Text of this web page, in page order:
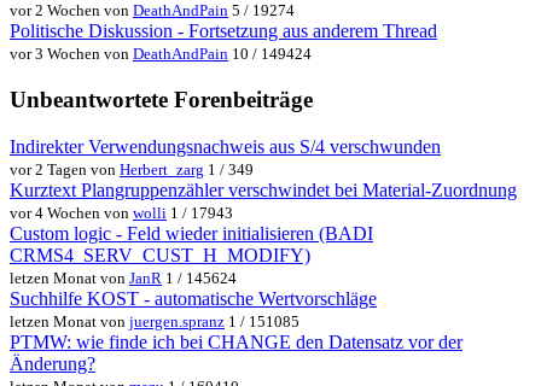
vor 2 Wochen von DeathAndPain 5 / 19274
Politische Diskussion - Fortsetzung aus anderem Thread
vor 3 Wochen von DeathAndPain 10 / 149424
Unbeantwortete Forenbeiträge
Indirekter Verwendungsnachweis aus S/4 verschwunden
vor 2 Tagen von Herbert_zarg 1 / 349
Kurztext Plangruppenzähler verschwindet bei Material-Zuordnung
vor 4 Wochen von wolli 1 / 17943
Custom logic - Feld wieder initialisieren (BADI
CRMS4_SERV_CUST_H_MODIFY)
letzen Monat von JanR 1 / 145624
Suchhilfe KOST - automatische Wertvorschläge
letzen Monat von juergen.spranz 1 / 151085
PTMW: wie finde ich bei CHANGE den Datensatz vor der
Änderung?